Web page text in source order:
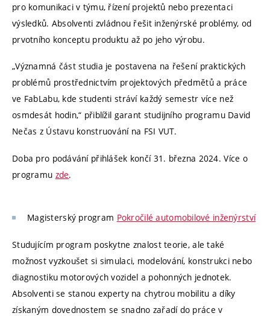
pro komunikaci v týmu, řízení projektů nebo prezentaci
výsledků. Absolventi zvládnou řešit inženýrské problémy, od
prvotního konceptu produktu až po jeho výrobu.
„Významná část studia je postavena na řešení praktických
problémů prostřednictvím projektových předmětů a práce
ve FabLabu, kde studenti stráví každý semestr více než
osmdesát hodin,“ přiblížil garant studijního programu David
Nečas z Ústavu konstruování na FSI VUT.
Doba pro podávání přihlášek končí 31. března 2024. Více o
programu zde.
Magisterský program Pokročilé automobilové inženýrství
Studujícím program poskytne znalost teorie, ale také
možnost vyzkoušet si simulaci, modelování, konstrukci nebo
diagnostiku motorových vozidel a pohonných jednotek.
Absolventi se stanou experty na chytrou mobilitu a díky
získaným dovednostem se snadno zařadí do práce v